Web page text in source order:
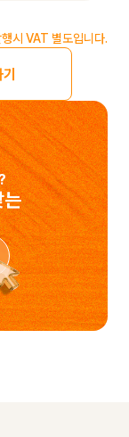
시 VAT 별도입니다.